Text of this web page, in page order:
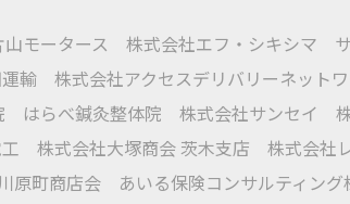
モータース 株式会社エフ・シキシマ
輸 株式会社アクセスデリバリーネット
はらべ鍼灸整体院 株式会社サンセイ
株式会社大塚商会 茨木支店 株式会社
川原町商店会 あいる保険コンサルティング